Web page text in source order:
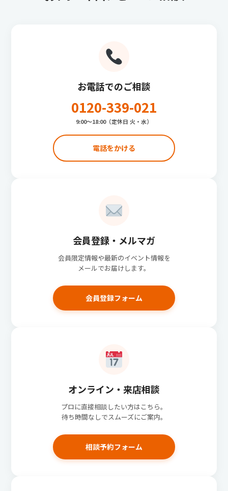
お電話でのご相談
0120-339-021
9:00〜18:00（定休日 火・水）
電話をかける
会員登録・メルマガ
会員限定情報や最新のイベント情報を
メールでお届けします。
会員登録フォーム
オンライン・来店相談
プロに直接相談したい方はこちら。
待ち時間なしでスムーズにご案内。
相談予約フォーム